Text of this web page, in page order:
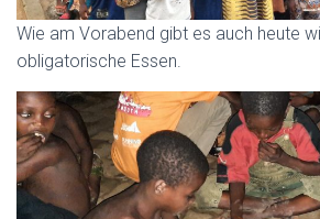
Wie am Vorabend gibt es auch heute
obligatorische Essen.